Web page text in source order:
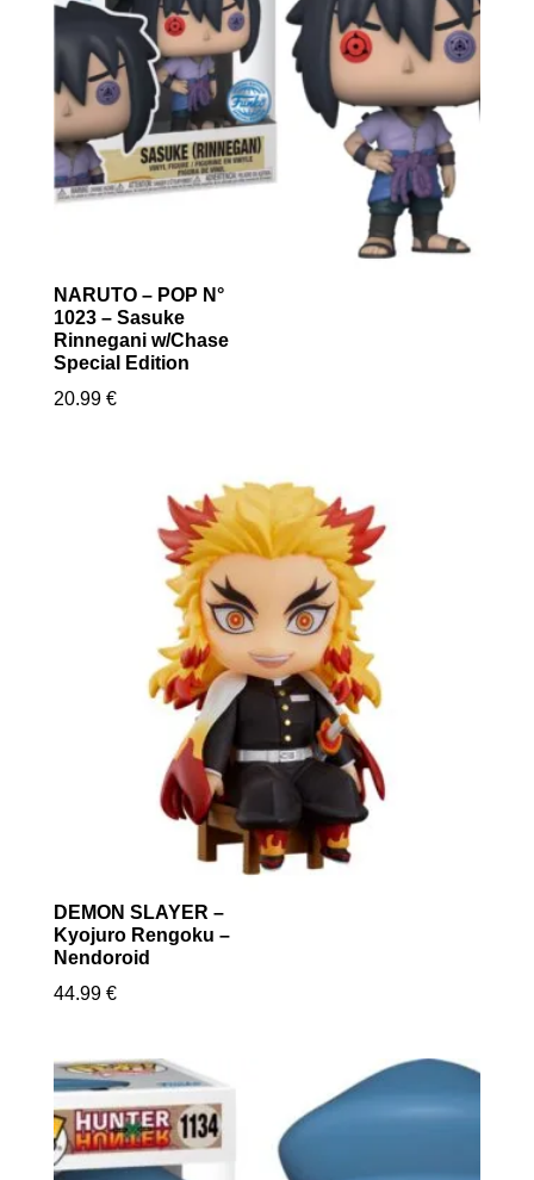
NARUTO – POP N°
1023 – Sasuke
Rinnegani w/Chase
Special Edition
20.99 €
DEMON SLAYER –
Kyojuro Rengoku –
Nendoroid
44.99 €